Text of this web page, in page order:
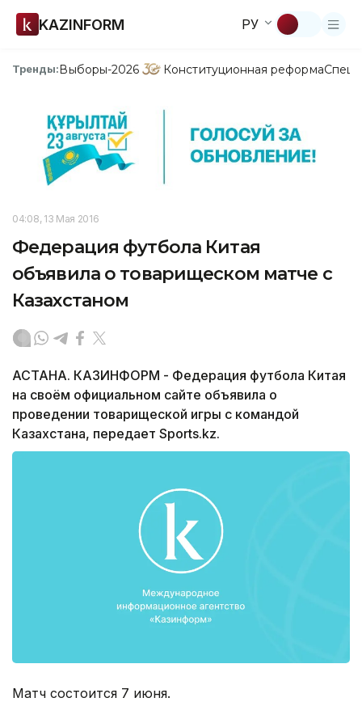
KAZINFORM РУ
Тренды:Выборы-2026 Конституционная реформа
04:08, 13 Мая 2016
Федерация футбола Китая
объявила о товарищеском матче с
Казахстаном
АСТАНА. КАЗИНФОРМ - Федерация футбола Китая
на своём официальном сайте объявила о
проведении товарищеской игры с командой
Казахстана, передает Sports.kz.
Матч состоится 7 июня.